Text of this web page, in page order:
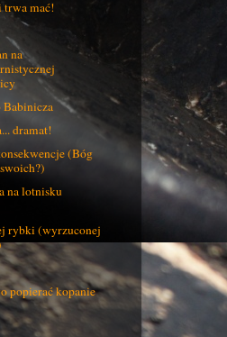
trwa mać!
na
dramat!
(Bóg
na lotnisku
rybki (wyrzuconej
popierać kopanie